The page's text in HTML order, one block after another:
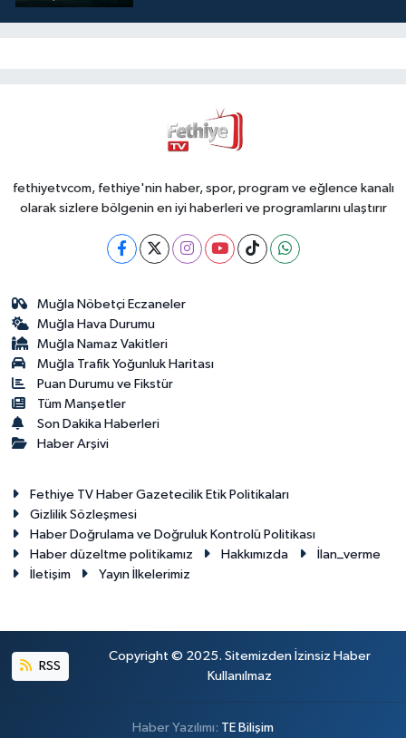
fethiyetvcom, fethiye'nin haber, spor, program ve eğlence kanalı
olarak sizlere bölgenin en iyi haberleri ve programlarını ulaştırır
Muğla Nöbetçi Eczaneler
Muğla Hava Durumu
Muğla Namaz Vakitleri
Muğla Trafik Yoğunluk Haritası
Puan Durumu ve Fikstür
Tüm Manşetler
Son Dakika Haberleri
Haber Arşivi
Fethiye TV Haber Gazetecilik Etik Politikaları
Gizlilik Sözleşmesi
Haber Doğrulama ve Doğruluk Kontrolü Politikası
Haber düzeltme politikamız
Hakkımızda
İlan_verme
İletişim
Yayın İlkelerimiz
RSS
Copyright © 2025. Sitemizden İzinsiz Haber
Kullanılmaz
Haber Yazılımı: TE Bilişim